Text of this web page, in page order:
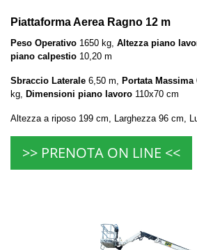
Piattaforma Aerea Ragno 12 m
Peso Operativo 1650 kg, Altezza piano
piano calpestio 10,20 m
Sbraccio Laterale 6,50 m, Portata Massima
kg,
Dimensioni piano lavoro 110x70 cm
Altezza a riposo 199 cm, Larghezza 96 cm,
>> PRENOTA ON LINE <<